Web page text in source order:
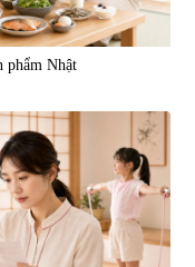
phẩm Nhật